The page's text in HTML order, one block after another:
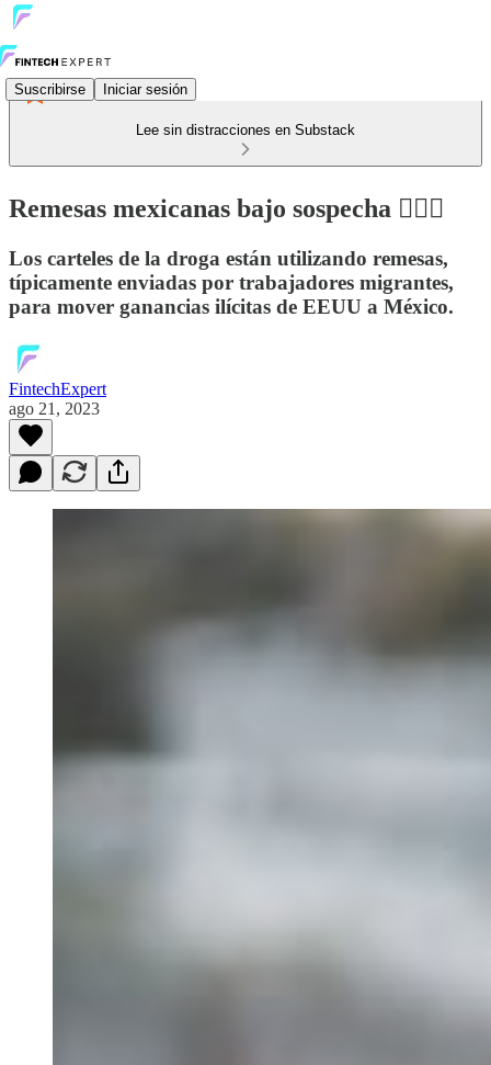
Suscribirse Iniciar sesión
Lee sin distracciones en Substack
Remesas mexicanas bajo sospecha 🦹🏻‍♂️
Los carteles de la droga están utilizando remesas,
típicamente enviadas por trabajadores migrantes,
para mover ganancias ilícitas de EEUU a México.
FintechExpert
ago 21, 2023